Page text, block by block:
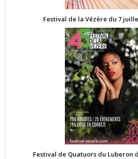
Festival de la Vézère du 7
Festival de Quatuors du Luberon